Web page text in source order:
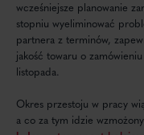
wcześniejsze planowanie
stopniu wyeliminować
partnera z terminów,
jakość towaru o
listopada.
Okres przestoju w pracy
a co za tym idzie